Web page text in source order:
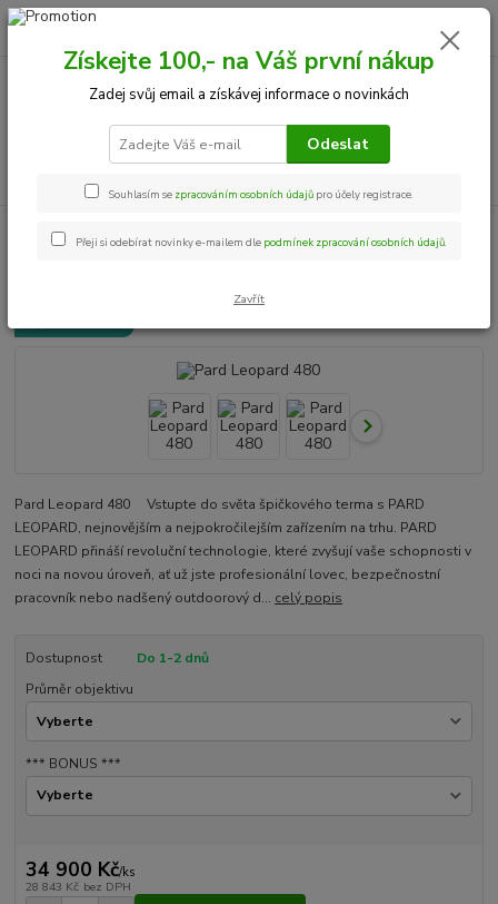
+420 534 534 863
0,00 Kč
Pard Leopard 480 Vstupte do světa špičkového terma s PARD
LEOPARD, nejnovějším a nejpokročilejším zařízením na trhu. PARD
LEOPARD přináší revoluční technologie, které zvyšují vaše schopnosti v
noci na novou úroveň, ať už jste profesionální lovec, bezpečnostní
pracovník nebo nadšený outdoorový d... celý popis
Dostupnost
Do 1-2 dnů
Průměr objektivu
*** BONUS ***
34 900 Kč/ks
28 843 Kč bez DPH
Získejte 100,- na Váš první nákup
Zadej svůj email a získávej informace o novinkách
Odeslat
Souhlasím se zpracováním osobních údajů pro účely registrace.
Přeji si odebírat novinky e-mailem dle podmínek zpracování osobních údajů.
Zavřít